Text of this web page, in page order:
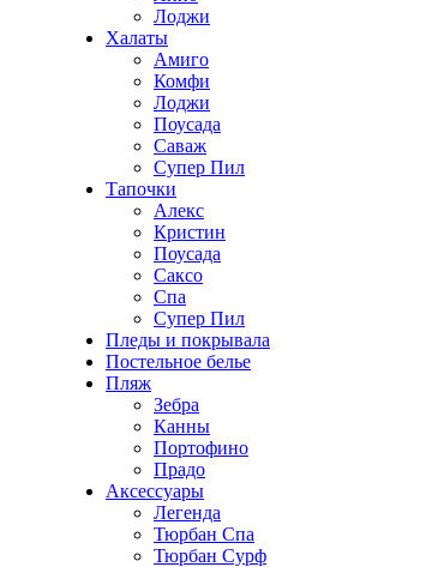
Лоджи
Халаты
Амиго
Комфи
Лоджи
Поусада
Саваж
Супер Пил
Тапочки
Алекс
Кристин
Поусада
Саксо
Спа
Супер Пил
Пледы и покрывала
Постельное белье
Пляж
Зебра
Канны
Портофино
Прадо
Аксессуары
Легенда
Тюрбан Спа
Тюрбан Сурф